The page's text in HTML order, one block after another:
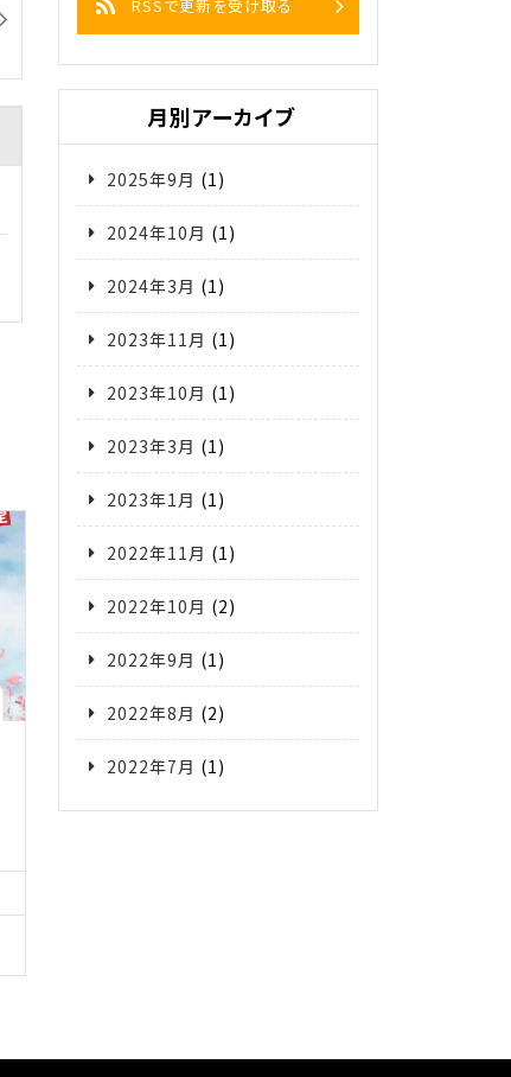
RSSで更新を受け取る
月別アーカイブ
2025年9月 (1)
2024年10月 (1)
2024年3月 (1)
2023年11月 (1)
2023年10月 (1)
2023年3月 (1)
2023年1月 (1)
2022年11月 (1)
2022年10月 (2)
2022年9月 (1)
2022年8月 (2)
2022年7月 (1)